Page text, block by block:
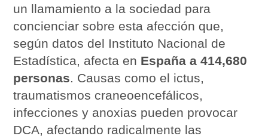
un llamamiento a la sociedad para
concienciar sobre esta afección que,
según datos del Instituto Nacional de
Estadística, afecta en España a 414,680
personas. Causas como el ictus,
traumatismos craneoencefálicos,
infecciones y anoxias pueden provocar
DCA, afectando radicalmente las